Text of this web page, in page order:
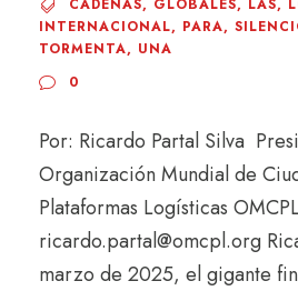
INTERNACIONAL, PARA,
TORMENTA, UNA
0
Por: Ricardo Partal Silva
Organización Mundial de
Plataformas Logísticas
ricardo.partal@omcpl.org
marzo de 2025, el gigante